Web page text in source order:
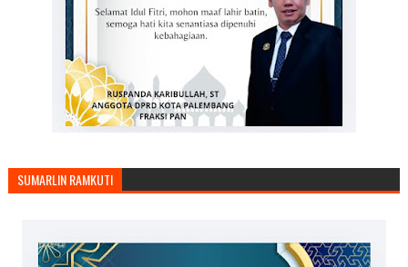
SUMARLIN RAMKUTI